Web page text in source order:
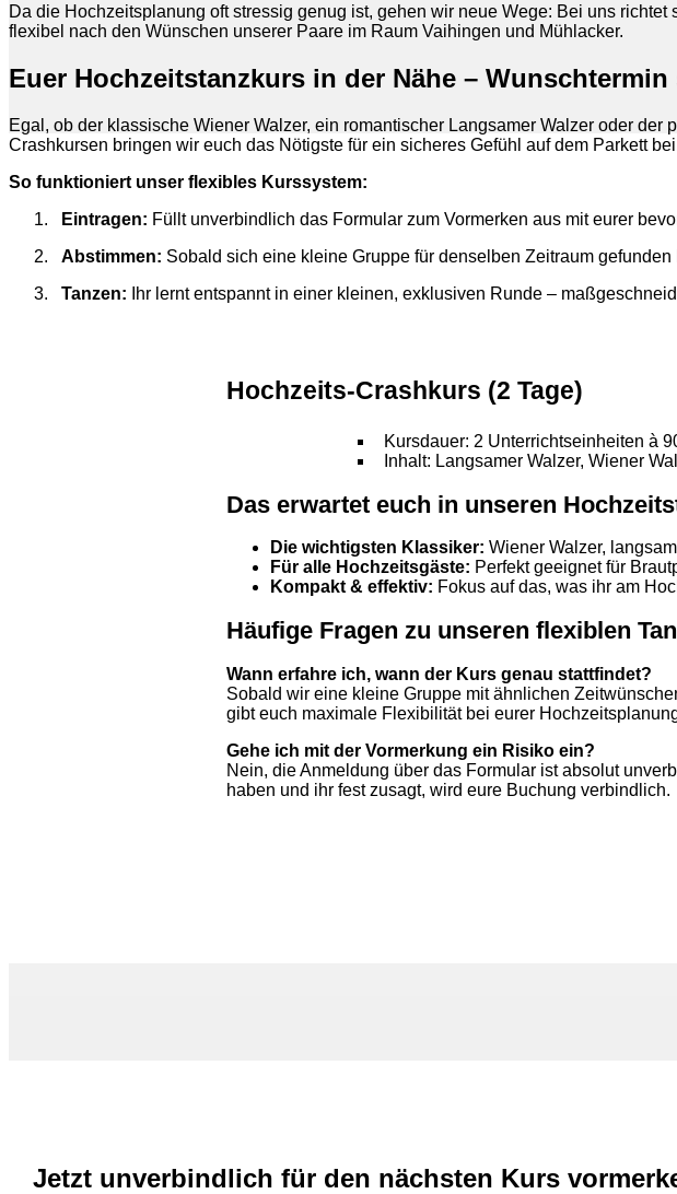
Da die Hochzeitsplanung oft stressig genug ist, gehen wir neue Wege: Bei uns
flexibel nach den Wünschen unserer Paare im Raum Vaihingen und Mühlacker.
Euer Hochzeitstanzkurs in der Nähe – Wunschtermin
Egal, ob der klassische Wiener Walzer, ein romantischer Langsamer Walzer oder
Crashkursen bringen wir euch das Nötigste für ein sicheres Gefühl auf dem Parkett
So funktioniert unser flexibles Kurssystem:
Eintragen: Füllt unverbindlich das Formular zum Vormerken aus mit eurer
Abstimmen: Sobald sich eine kleine Gruppe für denselben Zeitraum
Tanzen: Ihr lernt entspannt in einer kleinen, exklusiven Runde –
Hochzeits-Crashkurs (2 Tage)
Kursdauer: 2 Unterrichtseinheiten à
Inhalt: Langsamer Walzer, Wiener
Das erwartet euch in unseren
Die wichtigsten Klassiker: Wiener Walzer,
Für alle Hochzeitsgäste: Perfekt geeignet für
Kompakt & effektiv: Fokus auf das, was ihr am
Häufige Fragen zu unseren flexiblen
Wann erfahre ich, wann der Kurs genau stattfindet?
Sobald wir eine kleine Gruppe mit ähnlichen
gibt euch maximale Flexibilität bei eurer
Gehe ich mit der Vormerkung ein Risiko ein?
Nein, die Anmeldung über das Formular ist absolut
haben und ihr fest zusagt, wird eure Buchung verbindlich.
Jetzt unverbindlich für den nächsten Kurs